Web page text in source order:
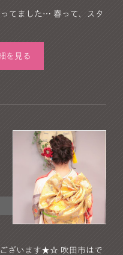
てました… 春って、スタ
を見る
ざいます★☆ 吹田市はで